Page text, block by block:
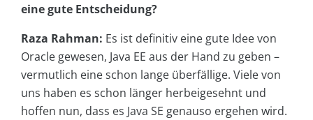
eine gute Entscheidung?
Raza Rahman: Es ist definitiv eine gute Idee von
Oracle gewesen, Java EE aus der Hand zu geben –
vermutlich eine schon lange überfällige. Viele von
uns haben es schon länger herbeigesehnt und
hoffen nun, dass es Java SE genauso ergehen wird.